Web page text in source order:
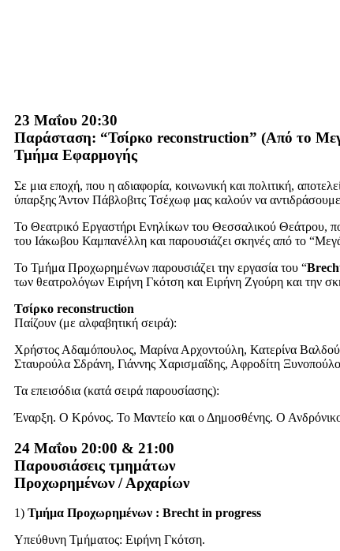
23 Μαΐου 20:30
Παράσταση: “Τσίρκο reconstruction” (Από το
Τμήμα Εφαρμογής
Σε μια εποχή, που η αδιαφορία, κοινωνική και πολιτική,
ύπαρξης Άντον Πάβλοβιτς Τσέχωφ μας καλούν να
Το Θεατρικό Εργαστήρι Ενηλίκων του Θεσσαλικού Θεάτρου,
του Ιάκωβου Καμπανέλλη και παρουσιάζει σκηνές από το
Το Τμήμα Προχωρημένων παρουσιάζει την εργασία του “
των θεατρολόγων Ειρήνη Γκότση και Ειρήνη Ζγούρη και την
Τσίρκο reconstruction
Παίζουν (με αλφαβητική σειρά):
Χρήστος Αδαμόπουλος, Μαρίνα Αρχοντούλη, Κατερίνα
Σταυρούλα Σδράνη, Γιάννης Χαρισμαΐδης, Αφροδίτη
Τα επεισόδια (κατά σειρά παρουσίασης):
Έναρξη. Ο Κρόνος. Το Μαντείο και ο Δημοσθένης. Ο
24 Μαΐου 20:00 & 21:00
Παρουσιάσεις τμημάτων
Προχωρημένων / Αρχαρίων
1) Τμήμα Προχωρημένων : Brecht in progress
Υπεύθυνη Τμήματος: Ειρήνη Γκότση.